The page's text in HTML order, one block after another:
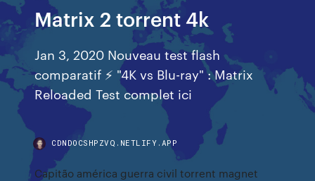
Matrix 2 torrent 4k
Jan 3, 2020 Nouveau test flash
comparatif ⚡ "4K vs Blu-ray" : Matrix
Reloaded Test complet ici
CDNDOCSHPZVQ.NETLIFY.APP
Capitão américa guerra civil torrent magnet